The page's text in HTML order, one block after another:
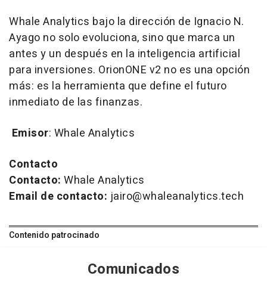
Whale Analytics bajo la dirección de Ignacio N.
Ayago no solo evoluciona, sino que marca un
antes y un después en la inteligencia artificial
para inversiones. OrionONE v2 no es una opción
más: es la herramienta que define el futuro
inmediato de las finanzas.
Emisor: Whale Analytics
Contacto
Contacto: Whale Analytics
Email de contacto: jairo@whaleanalytics.tech
Contenido patrocinado
Comunicados